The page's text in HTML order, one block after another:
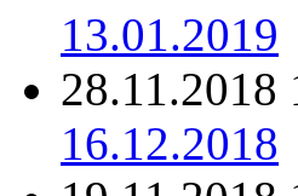
13.01.2019
28.11.2018
16.12.2018